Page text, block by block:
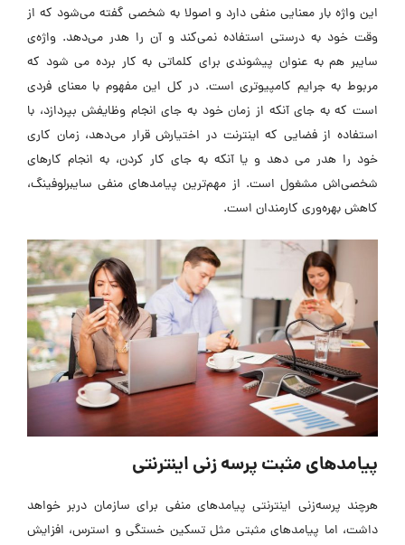
این واژه بار معنایی منفی دارد و اصولا به شخصی گفته می‌شود که از
وقت خود به درستی استفاده نمی‌کند و آن را هدر می‌دهد. واژه‌ی
سایبر هم به عنوان پیشوندی برای کلماتی به کار برده می شود که
مربوط به جرایم کامپیوتری است. در کل این مفهوم با معنای فردی
است که به جای آنکه از زمان خود به جای انجام وظایفش بپردازد، با
استفاده از فضایی که اینترنت در اختیارش قرار می‌دهد، زمان کاری
خود را هدر می دهد و یا آنکه به جای کار کردن، به انجام کارهای
شخصی‌اش مشغول است. از مهم‌ترین پیامدهای منفی سایبرلوفینگ،
کاهش بهره‌وری کارمندان است.
پیامدهای مثبت پرسه زنی اینترنتی
هرچند پرسه‌زنی اینترنتی پیامدهای منفی برای سازمان دربر خواهد
داشت، اما پیامدهای مثبتی مثل تسکین خستگی و استرس، افزایش